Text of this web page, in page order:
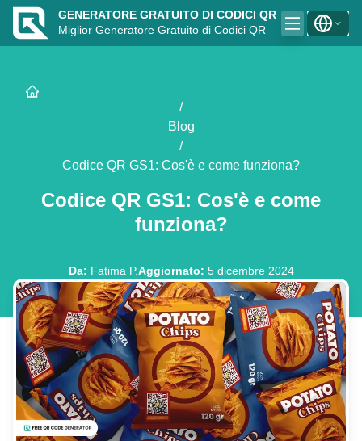
GENERATORE GRATUITO DI CODICI QR
Miglior Generatore Gratuito di Codici QR
/
Blog
/
Codice QR GS1: Cos'è e come funziona?
Codice QR GS1: Cos'è e come
funziona?
Da: Fatima P.Aggiornato: 5 dicembre 2024